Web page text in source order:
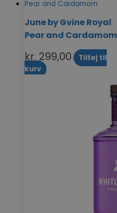
June by Gvine Royal
Pear and Cardamom
kr. 299,00
Tilføj til
kurv